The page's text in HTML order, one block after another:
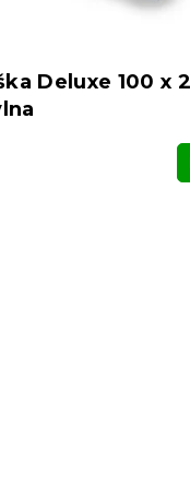
Deluxe 100 x